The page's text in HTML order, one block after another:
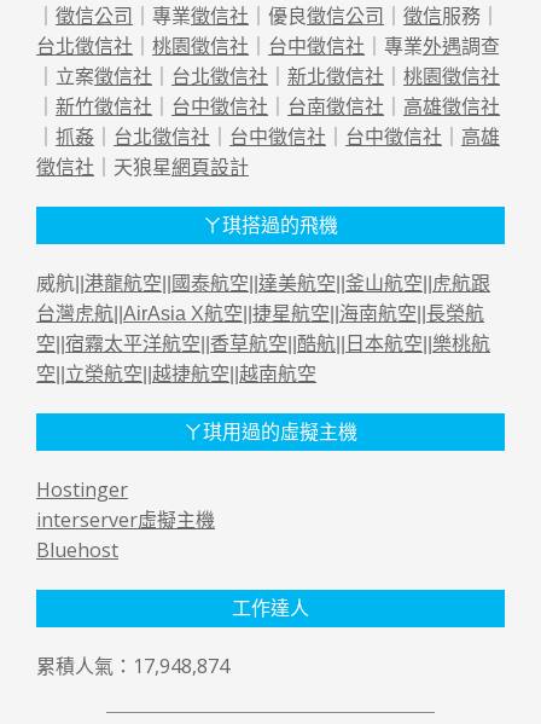
｜ 徵信公司 ｜專業徵信社 ｜優良徵信公司 ｜ 徵信服務｜
台北徵信社 ｜ 桃園徵信社 ｜ 台中徵信社 ｜專業外遇調查
｜立案徵信社 ｜ 台北徵信社 ｜ 新北徵信社 ｜ 桃園徵信社
｜ 新竹徵信社 ｜ 台中徵信社 ｜ 台南徵信社 ｜ 高雄徵信社
｜ 抓姦 ｜ 台北徵信社 ｜ 台中徵信社 ｜ 台中徵信社 ｜ 高雄
徵信社 ｜天狼星網頁設計
ㄚ琪搭過的飛機
威航|| 港龍航空 國泰航空 達美航空 釜山航空
虎航跟
台灣虎航 AirAsia X航空 捷星航空 海南航空 長榮航
空 宿霧太平洋航空 香草航空 酷航 日本航空 樂桃航
空 立榮航空 越捷航空 越南航空
ㄚ琪用過的虛擬主機
Hostinger
interserver虛擬主機
Bluehost
工作達人
累積人氣：17,948,874